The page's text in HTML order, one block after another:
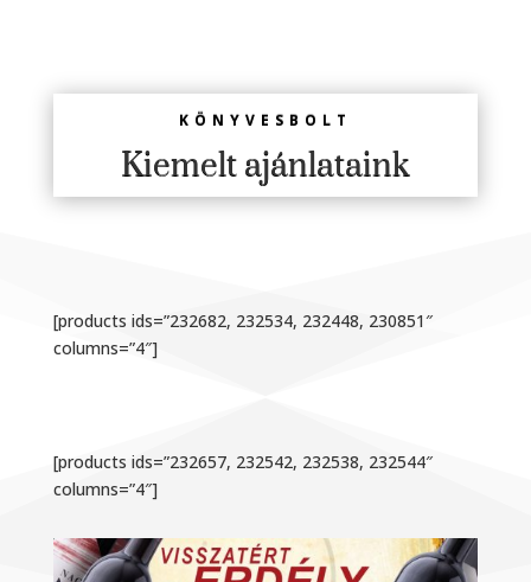
KÖNYVESBOLT
Kiemelt ajánlataink
[products ids=”232682, 232534, 232448, 230851″
columns=”4″]
[products ids=”232657, 232542, 232538, 232544″
columns=”4″]